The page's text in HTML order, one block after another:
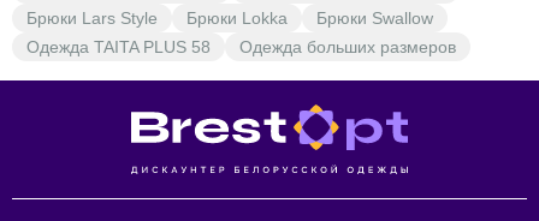
Брюки Lars Style
Брюки Lokka
Брюки Swallow
Одежда TAITA PLUS 58
Одежда больших размеров